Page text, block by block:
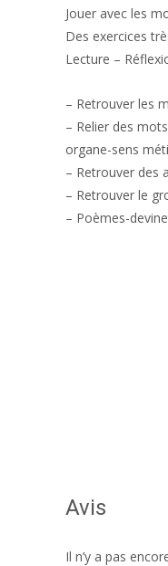
Jouer avec les
Des exercices
Lecture –
– Retrouver les
– Relier des
organe-sens
– Retrouver des
– Retrouver le
– Poèmes-
Avis
Il n’y a pas